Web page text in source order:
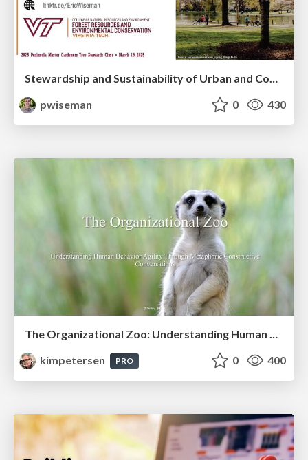
Stewardship and Sustainability of Urban and Community Forests
pwiseman
0 430
The Organizational Zoo: Understanding Human Behavior Agility Through Metaphoric Constructive Conversations (based on the works of Arthur Shelley, Ph.D)
kimpetersen
PRO 0 400